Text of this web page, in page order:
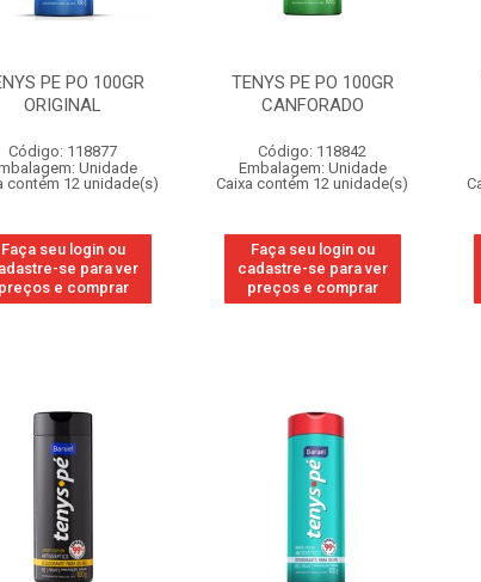
PE PO 100GR
ORIGINAL
Código: 118877
Unidade
contém 12 unidade(s)
Faça seu login ou
se para ver
preços e comprar
TENYS PE PO 100GR
CANFORADO
Código: 118842
Embalagem: Unidade
Caixa contém 12 unidade(s)
Faça seu login ou
cadastre-se para ver
preços e comprar